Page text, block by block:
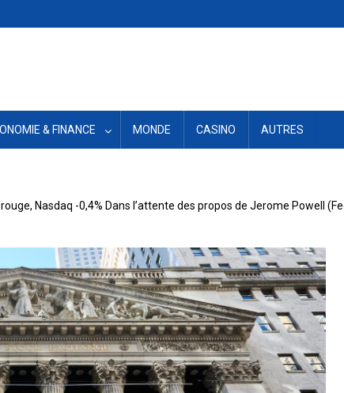
& FINANCE MONDE CASINO AUTRES
Nasdaq -0,4% Dans l’attente des propos de Jerome Powell